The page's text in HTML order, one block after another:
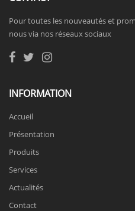
Pour toutes les nouveautés et
nous via nos réseaux sociaux
INFORMATION
Accueil
Présentation
Produits
Services
Actualités
Contact